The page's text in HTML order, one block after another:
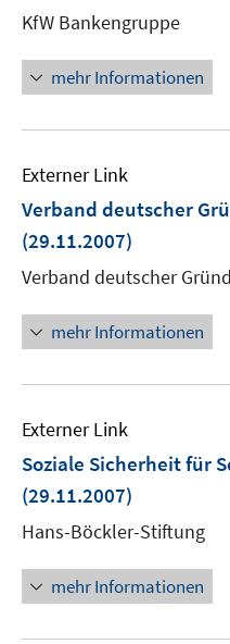
KfW Bankengruppe
mehr Informationen
Externer Link
Verband deutscher
(29.11.2007)
Verband deutscher
mehr Informationen
Externer Link
Soziale Sicherheit für
(29.11.2007)
Hans-Böckler-Stiftung
mehr Informationen